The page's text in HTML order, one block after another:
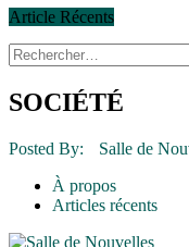
Article Récents
14 octobre 2015
Le rendez-vous des
30 juin 2015
16 juillet 2026 |
16 juillet 2026
16 juillet 2026
16 juillet 2026 |
Rechercher :
SOCIÉTÉ
Posted By: Salle de
À propos
Articles récents